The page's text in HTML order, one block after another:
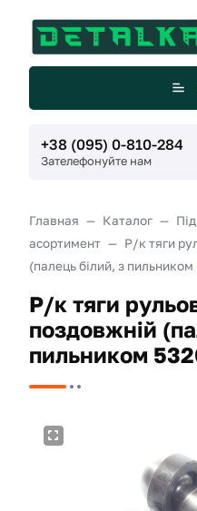
+38 (095) 0-810-284
Зателефонуйте нам
Главная Каталог
асортимент
Р/к тяги
(палець білий, з
Р/к тяги
поздовжній
пильником